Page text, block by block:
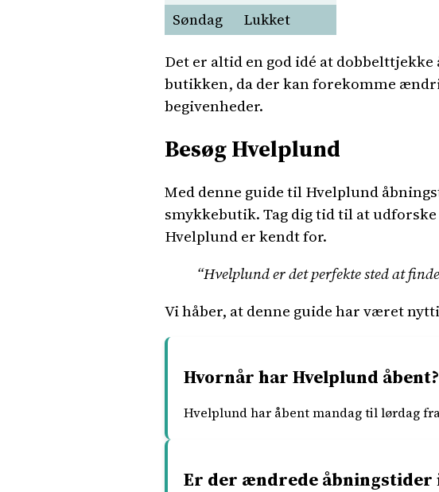
Søndag
Lukket
Det er altid en god idé at
butikken, da der kan forekomme
begivenheder.
Besøg Hvelplund
Med denne guide til Hvelplund
smykkebutik. Tag dig tid til at
Hvelplund er kendt for.
“Hvelplund er det perfekte sted at
Vi håber, at denne guide har været
Hvornår har Hvelplund åbent?
Hvelplund har åbent mandag til lørdag fra
Er der ændrede åbningstider